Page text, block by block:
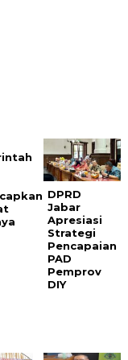
DPRD
Jabar
Apresiasi
Strategi
Pencapaian
PAD
Pemprov
DIY